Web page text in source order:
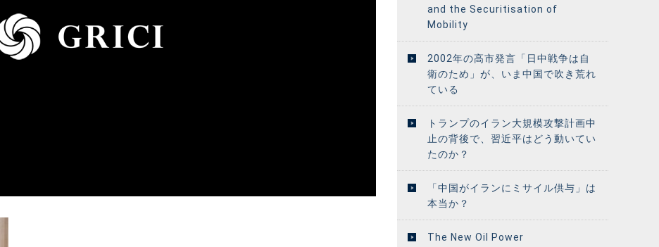
and the Securitisation of
Mobility
2002年の高市発言「日中戦争は自
衛のため」が、いま中国で吹き荒れ
ている
トランプのイラン大規模攻撃計画中
止の背後で、習近平はどう動いてい
たのか？
「中国がイランにミサイル供与」は
本当か？
The New Oil Power